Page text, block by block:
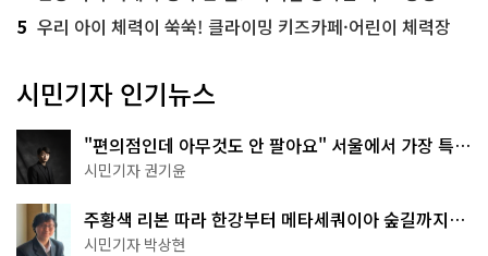
5 우리 아이 체력이 쑥쑥! 클라이밍 키즈카페·어린이 체력장
시민기자 인기뉴스
"편의점인데 아무것도 안 팔아요" 서울에서 가장 특별
한 편의점의 정체
시민기자 권기윤
주황색 리본 따라 한강부터 메타세쿼이아 숲길까지…
서울둘레길 15코스
시민기자 박상현